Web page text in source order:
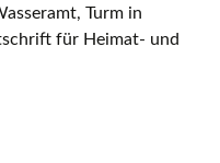
Turm in
für Heimat- und